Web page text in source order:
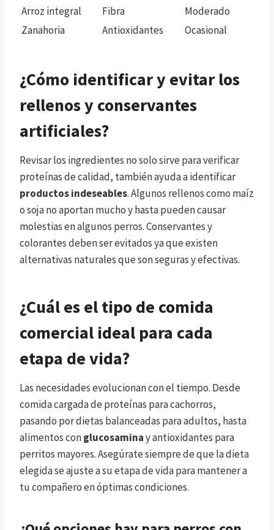
Arroz integral
Fibra
Moderado
Zanahoria
Antioxidantes Ocasional
¿Cómo identificar y evitar los
rellenos y conservantes
artificiales?
Revisar los ingredientes no solo sirve para verificar
proteínas de calidad, también ayuda a identificar
productos indeseables. Algunos rellenos como maíz
o soja no aportan mucho y hasta pueden causar
molestias en algunos perros. Conservantes y
colorantes deben ser evitados ya que existen
alternativas naturales que son seguras y efectivas.
¿Cuál es el tipo de comida
comercial ideal para cada
etapa de vida?
Las necesidades evolucionan con el tiempo. Desde
comida cargada de proteínas para cachorros,
pasando por dietas balanceadas para adultos, hasta
alimentos conglucosaminay antioxidantes para
perritos mayores. Asegúrate siempre de que la dieta
elegida se ajuste a su etapa de vida para mantener a
tu compañero en óptimas condiciones.